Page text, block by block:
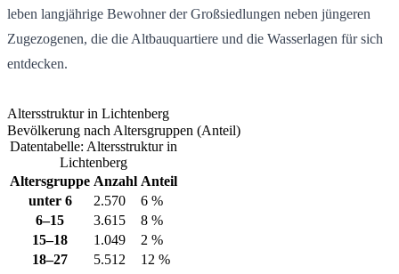
leben langjährige Bewohner der Großsiedlungen neben jüngeren
Zugezogenen, die die Altbauquartiere und die Wasserlagen für sich
entdecken.
Altersstruktur in Lichtenberg
Bevölkerung nach Altersgruppen (Anteil)
Datentabelle: Altersstruktur in
Lichtenberg
Altersgruppe Anzahl Anteil
unter 6
2.570
6 %
6–15
3.615
8 %
15–18
1.049
2 %
18–27
5.512
12 %